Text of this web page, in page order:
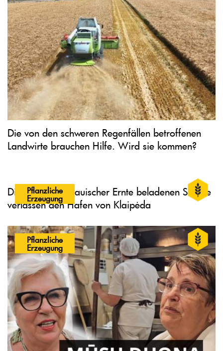
Die von den schweren Regenfällen betroffenen
Landwirte brauchen Hilfe. Wird sie kommen?
Pflanzliche
Erzeugung
Die ersten mit litauischer Ernte beladenen Schiffe
verlassen den Hafen von Klaipėda
Pflanzliche
Erzeugung